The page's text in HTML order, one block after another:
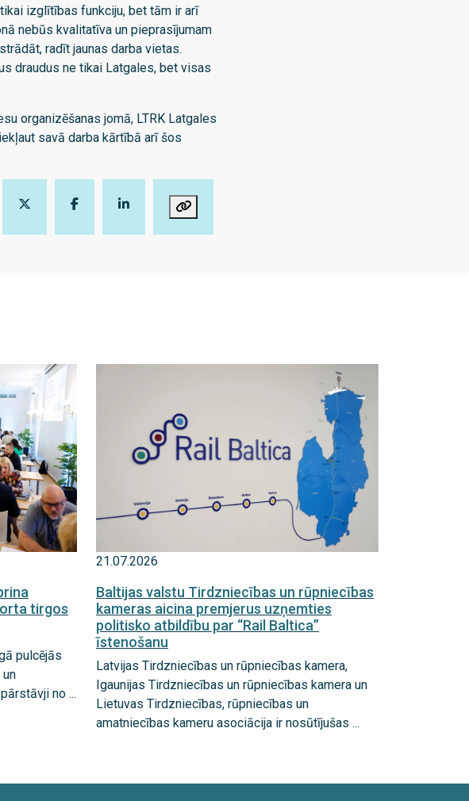
izglītības funkciju, bet tām ir arī
nebūs kvalitatīva un pieprasījumam
radīt jaunas darba vietas.
draudus ne tikai Latgales, bet visas
organizēšanas jomā, LTRK Latgales
savā darba kārtībā arī šos
tirgos
pulcējās
no ...
21.07.2026
Baltijas valstu Tirdzniecības un rūpniecības
kameras aicina premjerus uzņemties
politisko atbildību par “Rail Baltica”
īstenošanu
Latvijas Tirdzniecības un rūpniecības kamera,
Igaunijas Tirdzniecības un rūpniecības kamera un
Lietuvas Tirdzniecības, rūpniecības un
amatniecības kameru asociācija ir nosūtījušas ...